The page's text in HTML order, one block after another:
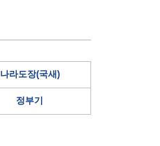
나라도장(국새)
정부기